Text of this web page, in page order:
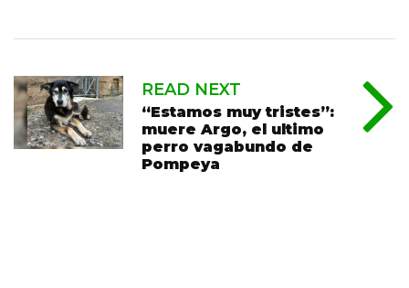
READ NEXT
“Estamos muy tristes”:
muere Argo, el ultimo
perro vagabundo de
Pompeya